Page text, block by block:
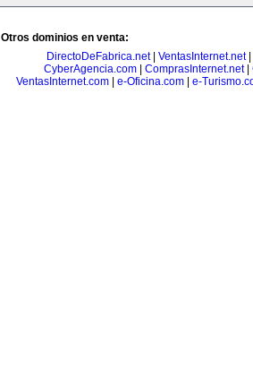
Otros dominios en venta:
DirectoDeFabrica.net| VentasInternet.net|
CyberAgencia.com| ComprasInternet.net|
VentasInternet.com
e-Oficina.com e-